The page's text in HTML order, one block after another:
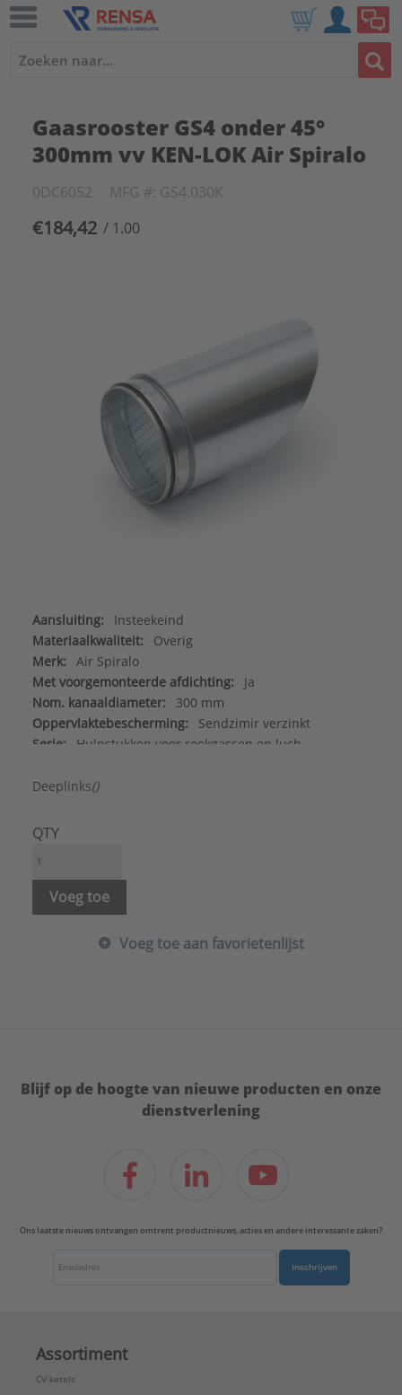
Gaasrooster GS4 onder 45°
300mm vv KEN-LOK Air Spiralo
0DC6052 MFG #: GS4.030K
€184,42 / 1.00
Aansluiting:
Insteekeind
Materiaalkwaliteit:
Overig
Merk:
Air Spiralo
Met voorgemonteerde afdichting:
Ja
Nom. kanaaldiameter:
300 mm
Oppervlaktebescherming:
Sendzimir verzinkt
Serie:
Hulpstukken voor rookgassen en luch
Werkende lengte:
Deeplinks()
QTY
Voeg toe
Voeg toe aan favorietenlijst
Blijf op de hoogte van nieuwe producten en onze
dienstverlening
Ons laatste nieuws ontvangen omtrent productnieuws, acties en andere interessante zaken?
Inschrijven
Assortiment
CV-ketels